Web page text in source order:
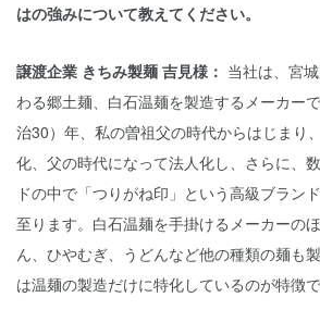
はの強みについて教えてください。
譲渡企業 きちみ製麺 吉見様： 当社は、宮
わる郷土麺、白石温麺を製造するメーカー
治30）年、私の曽祖父の時代からはじまり
化、父の時代になって法人化し、さらに、
ドの中で「つりがね印」という高級ブラン
至ります。白石温麺を手掛けるメーカーの
ん、ひやむぎ、うどんなど他の種類の麺も
は温麺の製造だけに特化しているのが特徴で